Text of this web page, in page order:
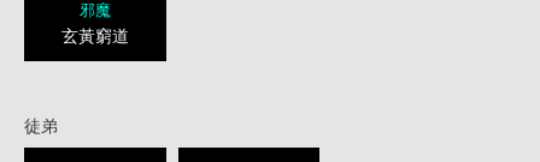
邪魔
玄黃窮道
徒弟